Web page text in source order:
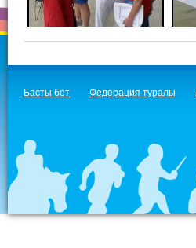
Басты бет Федерация туралы